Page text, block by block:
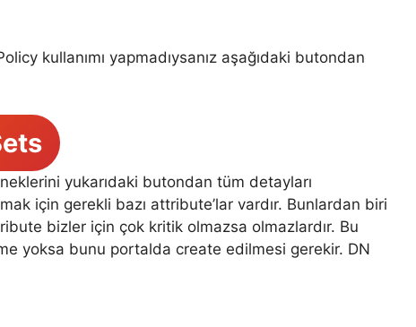
kullanımı yapmadıysanız aşağıdaki butondan
yukarıdaki butondan tüm detayları
için gerekli bazı attribute’lar vardır. Bunlardan biri
bizler için çok kritik olmazsa olmazlardır. Bu
yoksa bunu portalda create edilmesi gerekir. DN